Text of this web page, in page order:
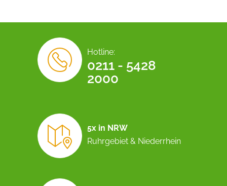
Hotline:
0211 - 5428
2000
5x in NRW
Ruhrgebiet & Niederrhein